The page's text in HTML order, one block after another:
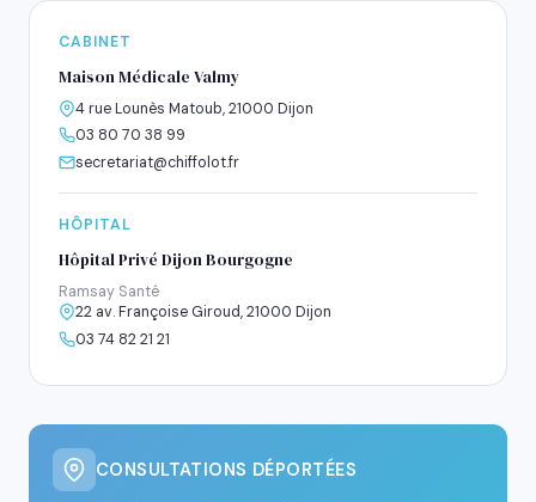
CABINET
Maison Médicale Valmy
4 rue Lounès Matoub, 21000 Dijon
03 80 70 38 99
secretariat@chiffolot.fr
HÔPITAL
Hôpital Privé Dijon Bourgogne
Ramsay Santé
22 av. Françoise Giroud, 21000 Dijon
03 74 82 21 21
CONSULTATIONS DÉPORTÉES